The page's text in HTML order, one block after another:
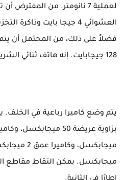
لعملية 7 نانومتر. من
128 جيجابايت. إنه هاتف ثنائي الشريحة.
يتم وضع كاميرا رباعية في الخلف.